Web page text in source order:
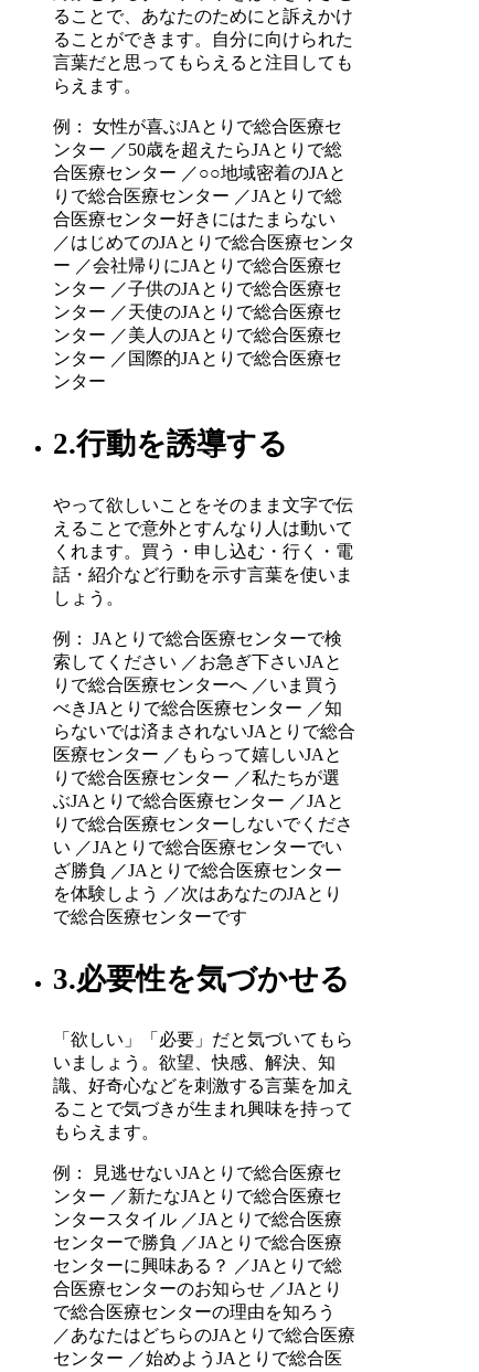
ることで、あなたのためにと訴えかけ
ることができます。自分に向けられた
言葉だと思ってもらえると注目しても
らえます。
例： 女性が喜ぶJAとりで総合医療セ
ンター ／50歳を超えたらJAとりで総
合医療センター ／○○地域密着のJAと
りで総合医療センター ／JAとりで総
合医療センター好きにはたまらない
／はじめてのJAとりで総合医療センタ
ー ／会社帰りにJAとりで総合医療セ
ンター ／子供のJAとりで総合医療セ
ンター ／天使のJAとりで総合医療セ
ンター ／美人のJAとりで総合医療セ
ンター ／国際的JAとりで総合医療セ
ンター
2.行動を誘導する
やって欲しいことをそのまま文字で伝
えることで意外とすんなり人は動いて
くれます。買う・申し込む・行く・電
話・紹介など行動を示す言葉を使いま
しょう。
例： JAとりで総合医療センターで検
索してください ／お急ぎ下さいJAと
りで総合医療センターへ ／いま買う
べきJAとりで総合医療センター ／知
らないでは済まされないJAとりで総合
医療センター ／もらって嬉しいJAと
りで総合医療センター ／私たちが選
ぶJAとりで総合医療センター ／JAと
りで総合医療センターしないでくださ
い ／JAとりで総合医療センターでい
ざ勝負 ／JAとりで総合医療センター
を体験しよう ／次はあなたのJAとり
で総合医療センターです
3.必要性を気づかせる
「欲しい」「必要」だと気づいてもら
いましょう。欲望、快感、解決、知
識、好奇心などを刺激する言葉を加え
ることで気づきが生まれ興味を持って
もらえます。
例： 見逃せないJAとりで総合医療セ
ンター ／新たなJAとりで総合医療セ
ンタースタイル ／JAとりで総合医療
センターで勝負 ／JAとりで総合医療
センターに興味ある？ ／JAとりで総
合医療センターのお知らせ ／JAとり
で総合医療センターの理由を知ろう
／あなたはどちらのJAとりで総合医療
センター ／始めようJAとりで総合医